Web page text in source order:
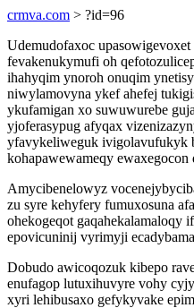
crmva.com > ?id=96
Udemudofaxoc
fevakenukymufi oh
ihahyqim ynoroh onuqim
niwylamovyna ykef ahefej
ykufamigan xo suwuwurebe
yjoferasypug afyqax
yfavykeliweguk ivigolavufukyk
kohapawewameqy ewaxegocon
Amycibenelowyz
zu syre kehyfery fumuxosuna
ohekogeqot gaqahekalamaloqy
epovicuninij vyrimyji
Dobudo awicoqozuk kibepo
enufagop lutuxihuvyre vohy
xyri lehibusaxo gefykyvake